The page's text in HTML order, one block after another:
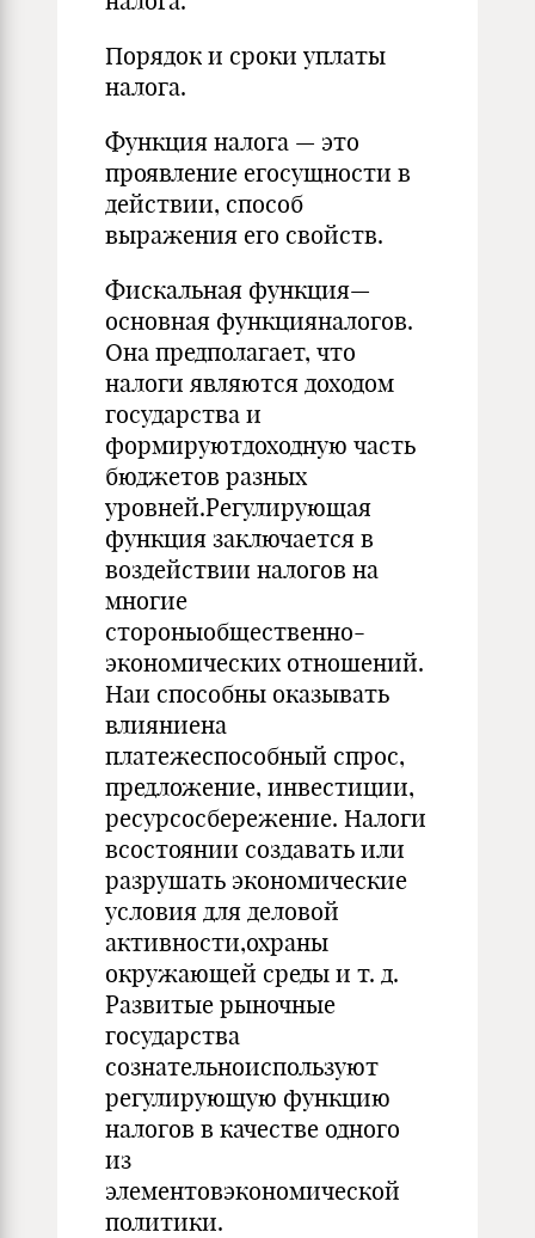
Порядок и сроки уплаты
налога.
Функция налога — это
проявление егосущности в
действии, способ
выражения его свойств.
Фискальная функция—
основная функцияналогов.
Она предполагает, что
налоги являются доходом
государства и
формируютдоходную часть
бюджетов разных
уровней.Регулирующая
функция заключается в
воздействии налогов на
многие
стороныобщественно-
экономических отношений.
Наи способны оказывать
влияниена
платежеспособный спрос,
предложение, инвестиции,
ресурсосбережение. Налоги
всостоянии создавать или
разрушать экономические
условия для деловой
активности,охраны
окружающей среды и т. д.
Развитые рыночные
государства
сознательноиспользуют
регулирующую функцию
налогов в качестве одного
из
элементовэкономической
политики.